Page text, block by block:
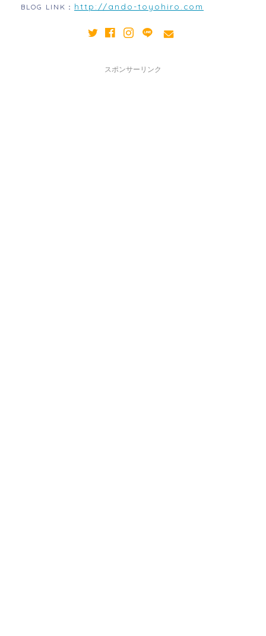
BLOG LINK： http://ando-toyohiro.com
スポンサーリンク